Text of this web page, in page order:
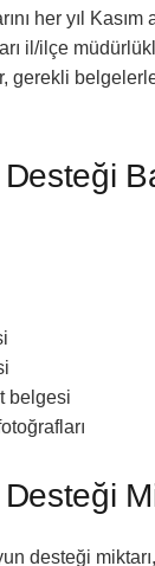
her yıl Kasım
il/ilçe
gerekli
belgesi
desteği